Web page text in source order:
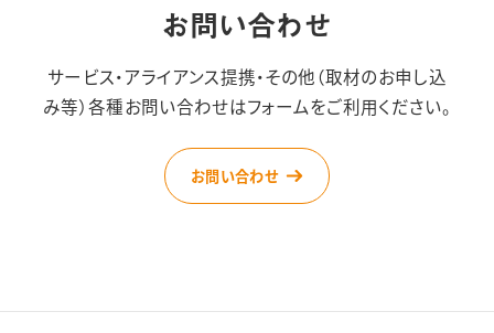
お問い合わせ
サービス・アライアンス提携・その他（取材のお申し込
み等）各種お問い合わせはフォームをご利用ください。
お問い合わせ